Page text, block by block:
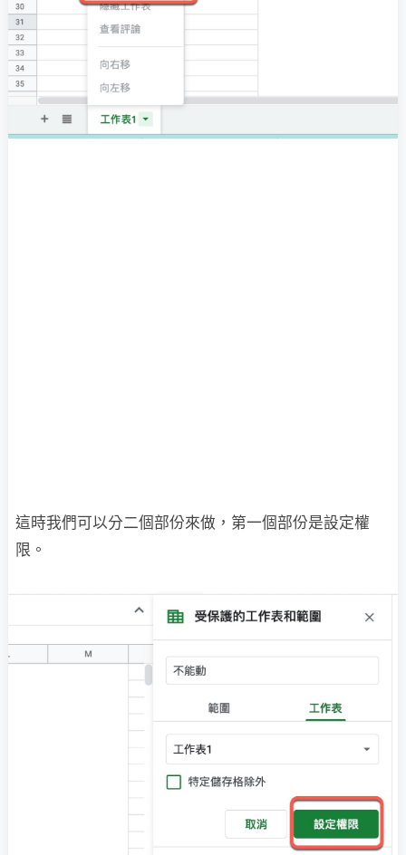
這時我們可以分二個部份來做，第一個部份是設定權
限。